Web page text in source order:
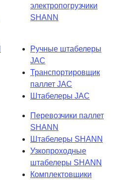
электропогрузчики
SHANN
Ручные штабелеры
JAC
Транспортировщик
паллет JAC
Штабелеры JAC
Перевозчики паллет
SHANN
Штабелеры SHANN
Узкопроходные
штабелеры SHANN
Комплектовщики